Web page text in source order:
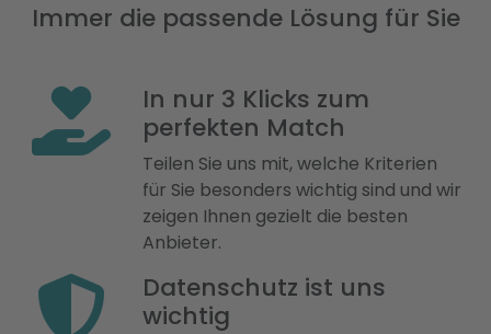
Immer die passende Lösung für Sie
In nur 3 Klicks zum
perfekten Match
Teilen Sie uns mit, welche Kriterien
für Sie besonders wichtig sind und wir
zeigen Ihnen gezielt die besten
Anbieter.
Datenschutz ist uns
wichtig